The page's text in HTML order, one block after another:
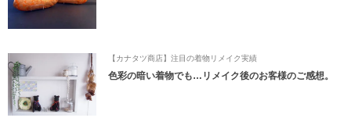
【カナタツ商店】注目の着物リメイク実績
色彩の暗い着物でも…リメイク後のお客様のご感想。